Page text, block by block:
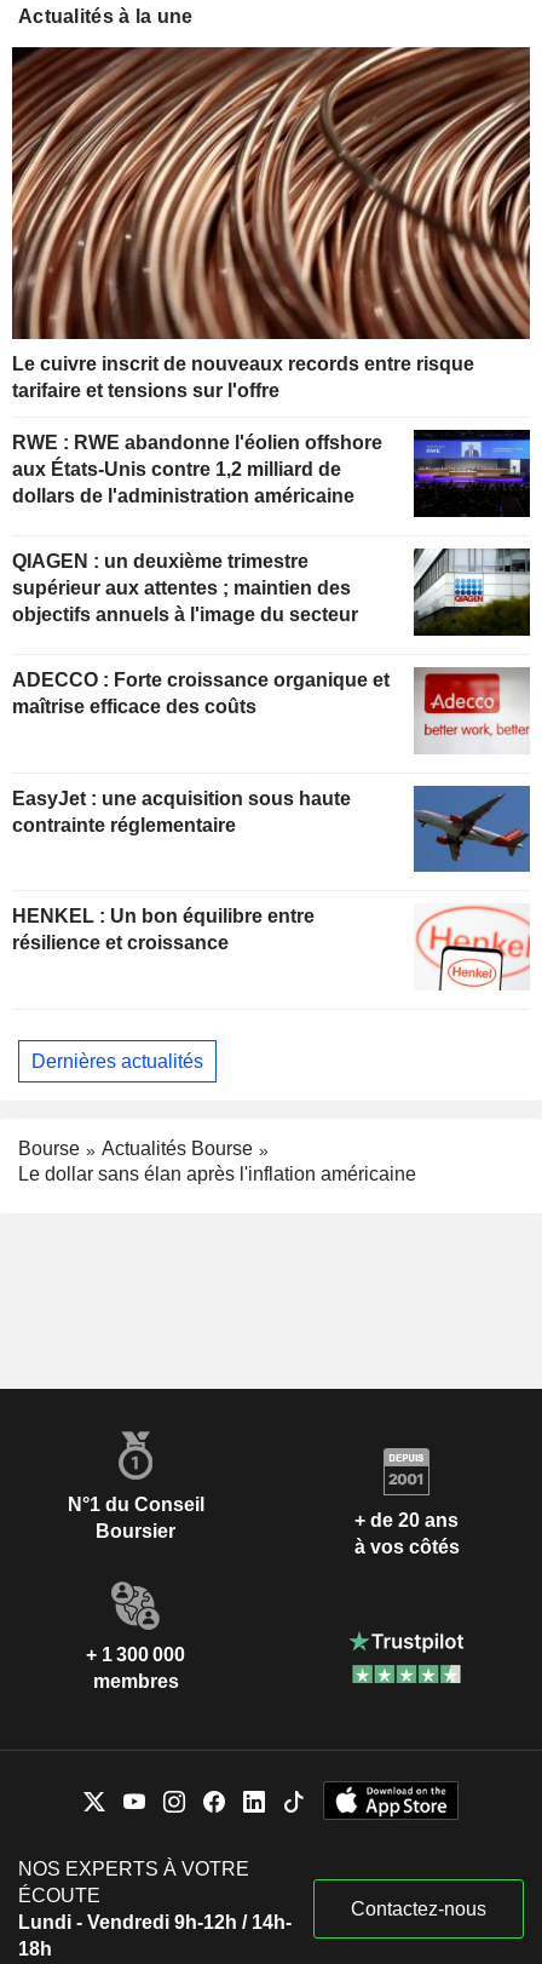
Actualités à la une
Le cuivre inscrit de nouveaux records entre risque
tarifaire et tensions sur l'offre
RWE : RWE abandonne l'éolien offshore
aux États-Unis contre 1,2 milliard de
dollars de l'administration américaine
QIAGEN : un deuxième trimestre
supérieur aux attentes ; maintien des
objectifs annuels à l'image du secteur
ADECCO : Forte croissance organique et
maîtrise efficace des coûts
EasyJet : une acquisition sous haute
contrainte réglementaire
HENKEL : Un bon équilibre entre
résilience et croissance
Dernières actualités
Bourse
Actualités Bourse
Le dollar sans élan après l'inflation américaine
N°1 du Conseil
Boursier
+ de 20 ans
à vos côtés
+ 1 300 000
membres
NOS EXPERTS À VOTRE
ÉCOUTE
Lundi - Vendredi 9h-12h / 14h-
18h
Contactez-nous